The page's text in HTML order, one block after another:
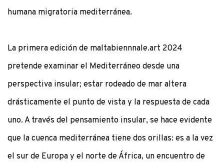
humana migratoria mediterránea.
La primera edición de maltabiennnale.art 2024
pretende examinar el Mediterráneo desde una
perspectiva insular; estar rodeado de mar altera
drásticamente el punto de vista y la respuesta de cada
uno. A través del pensamiento insular, se hace evidente
que la cuenca mediterránea tiene dos orillas: es a la vez
el sur de Europa y el norte de África, un encuentro de